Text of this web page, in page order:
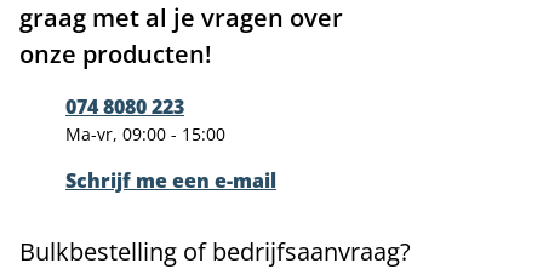
graag met al je vragen over
onze producten!
074 8080 223
Ma-vr, 09:00 - 15:00
Schrijf me een e-mail
Bulkbestelling of bedrijfsaanvraag?